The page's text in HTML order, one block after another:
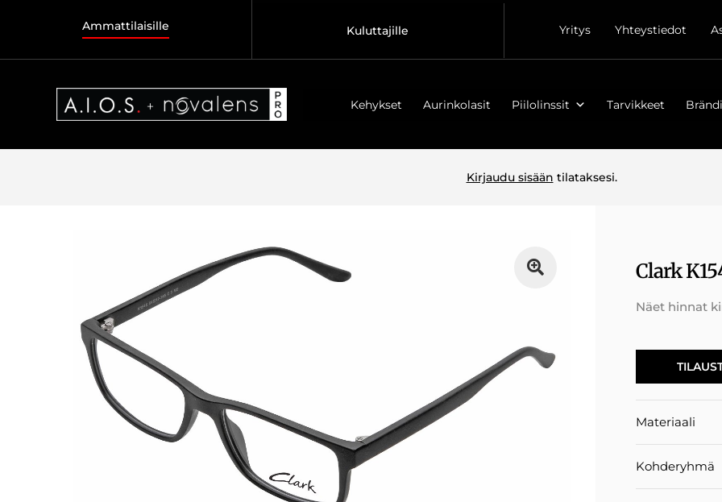
Ammattilaisille Kuluttajille Yritys Yhteystiedot
Kehykset Aurinkolasit Piilolinssit Tarvikkeet
Kirjaudu sisään tilataksesi.
Clark
Näet hinnat
Materiaali
Kohderyhmä